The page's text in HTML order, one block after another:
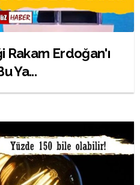
Rakam Erdoğan'ı
Ya...